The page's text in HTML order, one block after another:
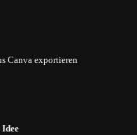
Canva exportieren